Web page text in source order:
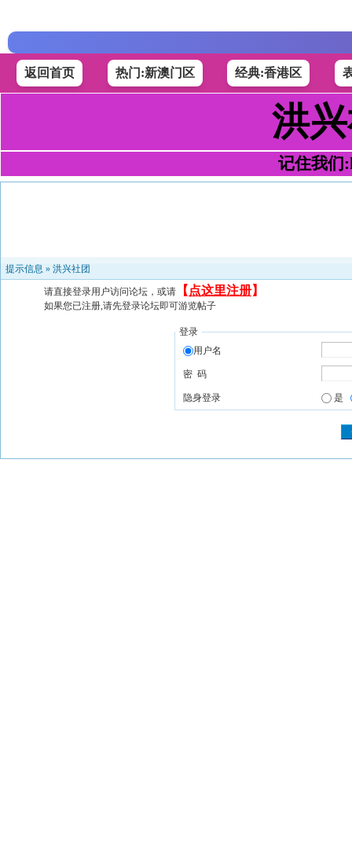
返回首页 热门:新澳门区 经典:香港区
洪
记住我们
提示信息 » 洪兴社团
请直接登录用户访问论坛，或请 【 点这里注册】
如果您已注册,请先登录论坛即可游览帖子
登录
用户名
密 码
隐身登录 是